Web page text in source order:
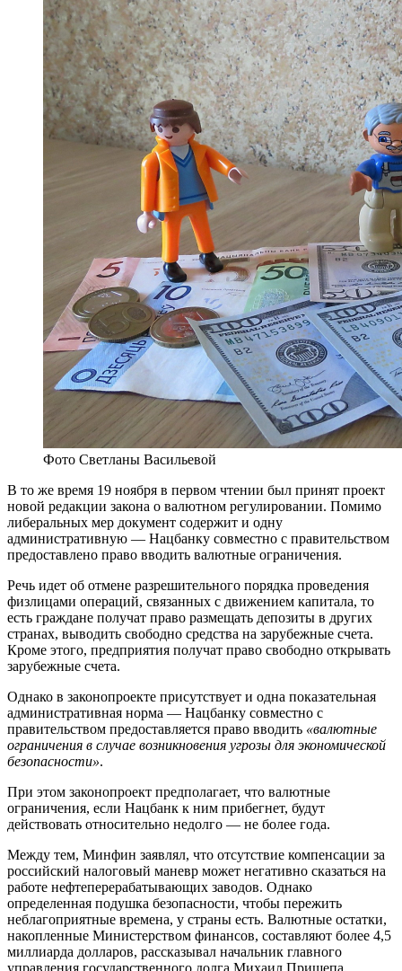
Фото Светланы Васильевой
В то же время 19 ноября в первом чтении был принят проект
новой редакции закона о валютном регулировании. Помимо
либеральных мер документ содержит и одну
административную — Нацбанку совместно с правительством
предоставлено право вводить валютные ограничения.
Речь идет об отмене разрешительного порядка проведения
физлицами операций, связанных с движением капитала, то
есть граждане получат право размещать депозиты в других
странах, выводить свободно средства на зарубежные счета.
Кроме этого, предприятия получат право свободно открывать
зарубежные счета.
Однако в законопроекте присутствует и одна показательная
административная норма — Нацбанку совместно с
правительством предоставляется право вводить «валютные
ограничения в случае возникновения угрозы для экономической
безопасности».
При этом законопроект предполагает, что валютные
ограничения, если Нацбанк к ним прибегнет, будут
действовать относительно недолго — не более года.
Между тем, Минфин заявлял, что отсутствие компенсации за
российский налоговый маневр может негативно сказаться на
работе нефтеперерабатывающих заводов. Однако
определенная подушка безопасности, чтобы пережить
неблагоприятные времена, у страны есть. Валютные остатки,
накопленные Министерством финансов, составляют более 4,5
миллиарда долларов, рассказывал начальник главного
управления государственного долга Михаил Прищепа,